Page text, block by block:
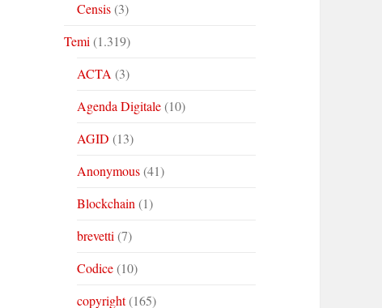
Censis(3)
Temi (1.319)
ACTA (3)
Agenda Digitale(10)
AGID (13)
Anonymous(41)
Blockchain (1)
brevetti (7)
Codice(10)
copyright(165)